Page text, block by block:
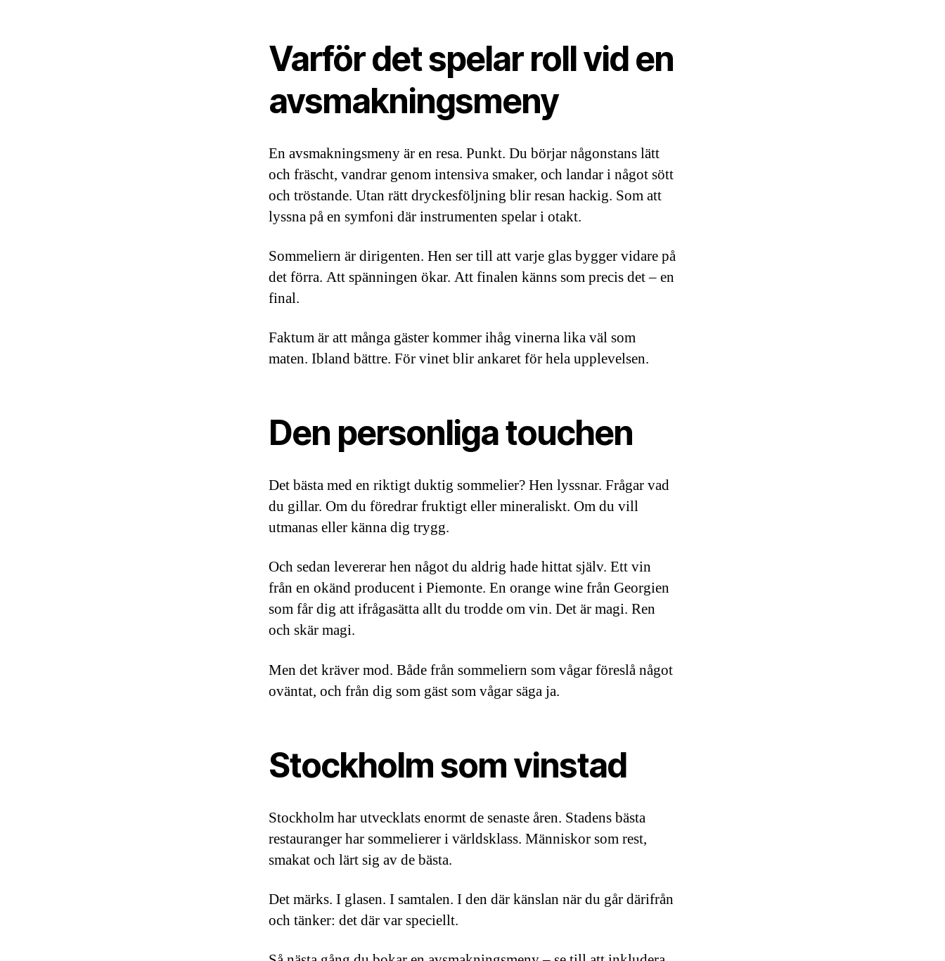
Varför det spelar roll vid en
avsmakningsmeny
En avsmakningsmeny är en resa. Punkt. Du börjar någonstans lätt
och fräscht, vandrar genom intensiva smaker, och landar i något sött
och tröstande. Utan rätt dryckesföljning blir resan hackig. Som att
lyssna på en symfoni där instrumenten spelar i otakt.
Sommeliern är dirigenten. Hen ser till att varje glas bygger vidare på
det förra. Att spänningen ökar. Att finalen känns som precis det – en
final.
Faktum är att många gäster kommer ihåg vinerna lika väl som
maten. Ibland bättre. För vinet blir ankaret för hela upplevelsen.
Den personliga touchen
Det bästa med en riktigt duktig sommelier? Hen lyssnar. Frågar vad
du gillar. Om du föredrar fruktigt eller mineraliskt. Om du vill
utmanas eller känna dig trygg.
Och sedan levererar hen något du aldrig hade hittat själv. Ett vin
från en okänd producent i Piemonte. En orange wine från Georgien
som får dig att ifrågasätta allt du trodde om vin. Det är magi. Ren
och skär magi.
Men det kräver mod. Både från sommeliern som vågar föreslå något
oväntat, och från dig som gäst som vågar säga ja.
Stockholm som vinstad
Stockholm har utvecklats enormt de senaste åren. Stadens bästa
restauranger har sommelierer i världsklass. Människor som rest,
smakat och lärt sig av de bästa.
Det märks. I glasen. I samtalen. I den där känslan när du går därifrån
och tänker: det där var speciellt.